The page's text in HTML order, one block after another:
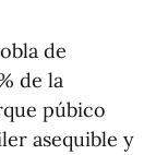
de
de la
púbico
asequible y